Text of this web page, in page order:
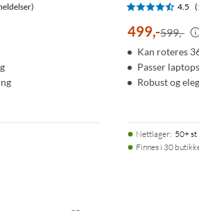
4.5
499,-599,-
Kan roteres
Passer
Robust og
Nettlager: 50+ st
Finnes i 30